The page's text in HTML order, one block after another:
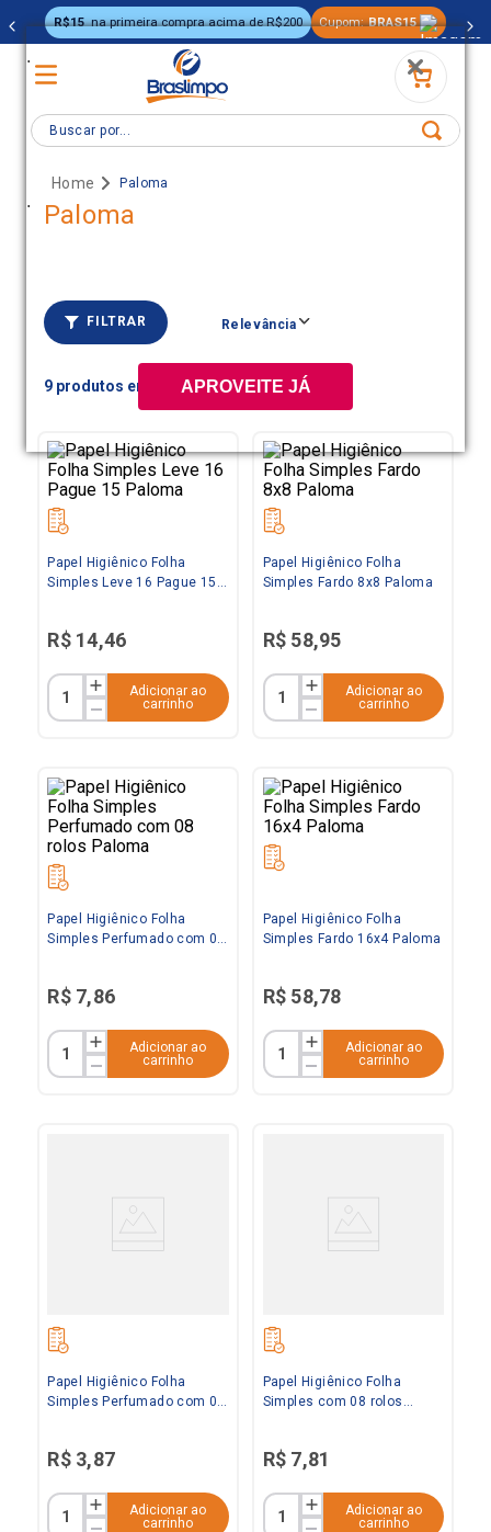
.
.
APROVEITE JÁ
R$15 na primeira compra acima de R$200 Cupom: BRAS15
Buscar por...
Paloma
Paloma
FILTRAR Relevância
9
Papel Higiênico Folha
Simples Leve 16 Pague 15
R$ 14,46
Adicionar ao
carrinho
Papel Higiênico Folha
Simples Fardo 8x8 Paloma
R$ 58,95
Adicionar ao
carrinho
Papel Higiênico Folha
Simples Perfumado com 08
R$ 7,86
Adicionar ao
carrinho
Papel Higiênico Folha
Simples Fardo 16x4 Paloma
R$ 58,78
Adicionar ao
carrinho
Papel Higiênico Folha
Simples Perfumado com 04
R$ 3,87
Adicionar ao
carrinho
Papel Higiênico Folha
Simples com 08 rolos
R$ 7,81
Adicionar ao
carrinho